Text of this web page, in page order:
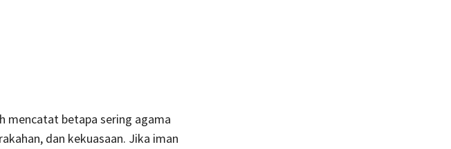
mencatat betapa sering agama
dan kekuasaan. Jika iman